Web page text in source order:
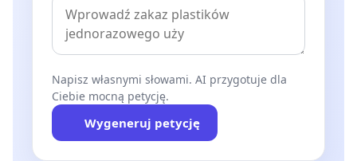
Napisz własnymi słowami. AI przygotuje dla
Ciebie mocną petycję.
Wygeneruj petycję